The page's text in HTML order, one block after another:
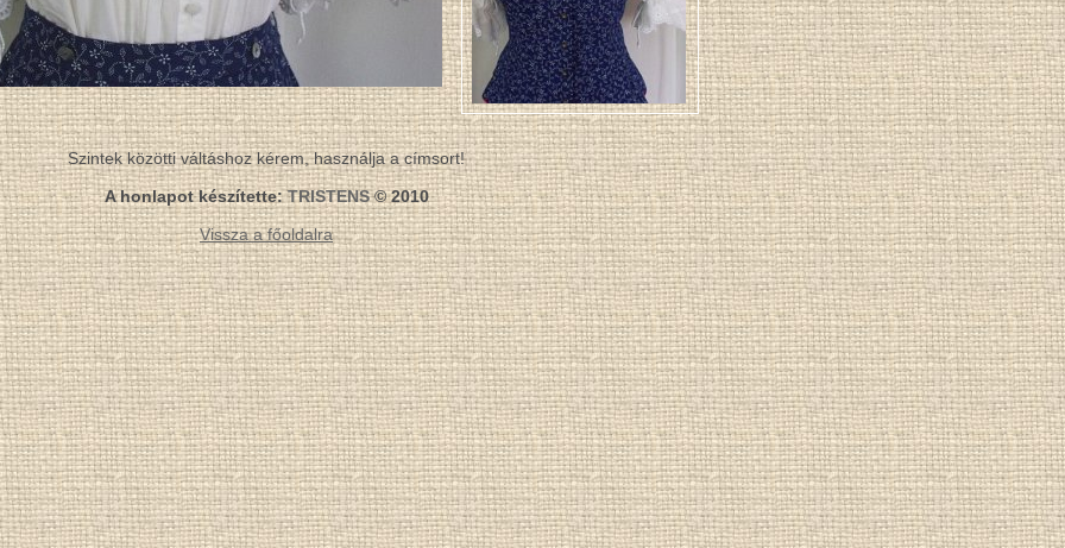
Szintek közötti váltáshoz kérem, használja a címsort!
A honlapot készítette:TRISTENS© 2010
Vissza a főoldalra